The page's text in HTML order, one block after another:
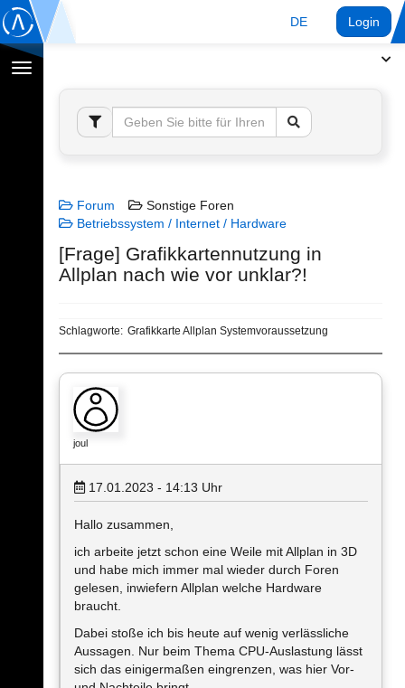
DE Login
Navigation
umschalten
Forum
Sonstige Foren
Betriebssystem / Internet / Hardware
[Frage] Grafikkartennutzung in
Allplan nach wie vor unklar?!
Schlagworte: Grafikkarte Allplan Systemvoraussetzung
joul
17.01.2023 - 14:13 Uhr
Hallo zusammen,
ich arbeite jetzt schon eine Weile mit Allplan in 3D
und habe mich immer mal wieder durch Foren
gelesen, inwiefern Allplan welche Hardware
braucht.
Dabei stoße ich bis heute auf wenig verlässliche
Aussagen. Nur beim Thema CPU-Auslastung lässt
sich das einigermaßen eingrenzen, was hier Vor-